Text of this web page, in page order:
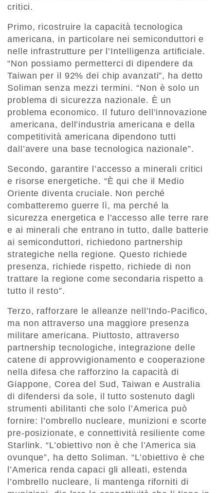
critici.
Primo, ricostruire la capacità tecnologica
americana, in particolare nei semiconduttori e
nelle infrastrutture per l’Intelligenza artificiale.
“Non possiamo permetterci di dipendere da
Taiwan per il 92% dei chip avanzati”, ha detto
Soliman senza mezzi termini. “Non è solo un
problema di sicurezza nazionale. È un
problema economico. Il futuro dell’innovazione
americana, dell’industria americana e della
competitività americana dipendono tutti
dall’avere una base tecnologica nazionale”.
Secondo, garantire l’accesso a minerali critici
e risorse energetiche. “È qui che il Medio
Oriente diventa cruciale. Non perché
combatteremo guerre lì, ma perché la
sicurezza energetica e l’accesso alle terre rare
e ai minerali che entrano in tutto, dalle batterie
ai semiconduttori, richiedono partnership
strategiche nella regione. Questo richiede
presenza, richiede rispetto, richiede di non
trattare la regione come secondaria rispetto a
tutto il resto”.
Terzo, rafforzare le alleanze nell’Indo-Pacifico,
ma non attraverso una maggiore presenza
militare americana. Piuttosto, attraverso
partnership tecnologiche, integrazione delle
catene di approvvigionamento e cooperazione
nella difesa che rafforzino la capacità di
Giappone, Corea del Sud, Taiwan e Australia
di difendersi da sole, il tutto sostenuto dagli
strumenti abilitanti che solo l’America può
fornire: l’ombrello nucleare, munizioni e scorte
pre-posizionate, e connettività resiliente come
Starlink. “L’obiettivo non è che l’America sia
ovunque”, ha detto Soliman. “L’obiettivo è che
l’America renda capaci gli alleati, estenda
l’ombrello nucleare, li mantenga riforniti di